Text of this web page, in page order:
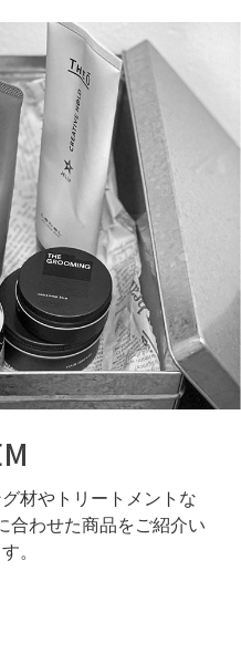
材やトリートメントな
合わせた商品をご紹介い
。